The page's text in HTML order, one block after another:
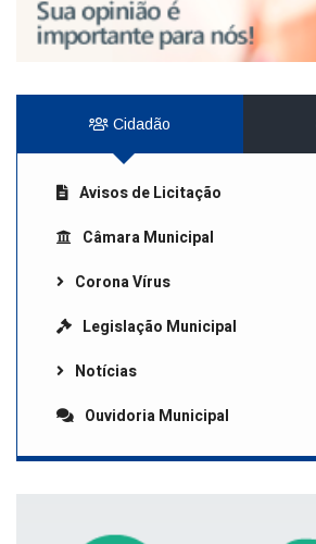
Cidadão
Avisos de Licitação
Câmara Municipal
Corona Vírus
Legislação Municipal
Notícias
Ouvidoria Municipal